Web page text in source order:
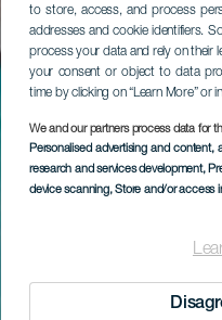
to store, access, and process
addresses and cookie identifiers.
process your data and rely on their
your consent or object to data
time by clicking on “Learn More” or
We and our partners process data for
Personalised advertising and content,
research and services development,
device scanning, Store and/or access